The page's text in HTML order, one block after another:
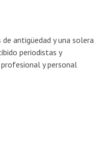
antigüedad y una solera
periodistas y
y personal